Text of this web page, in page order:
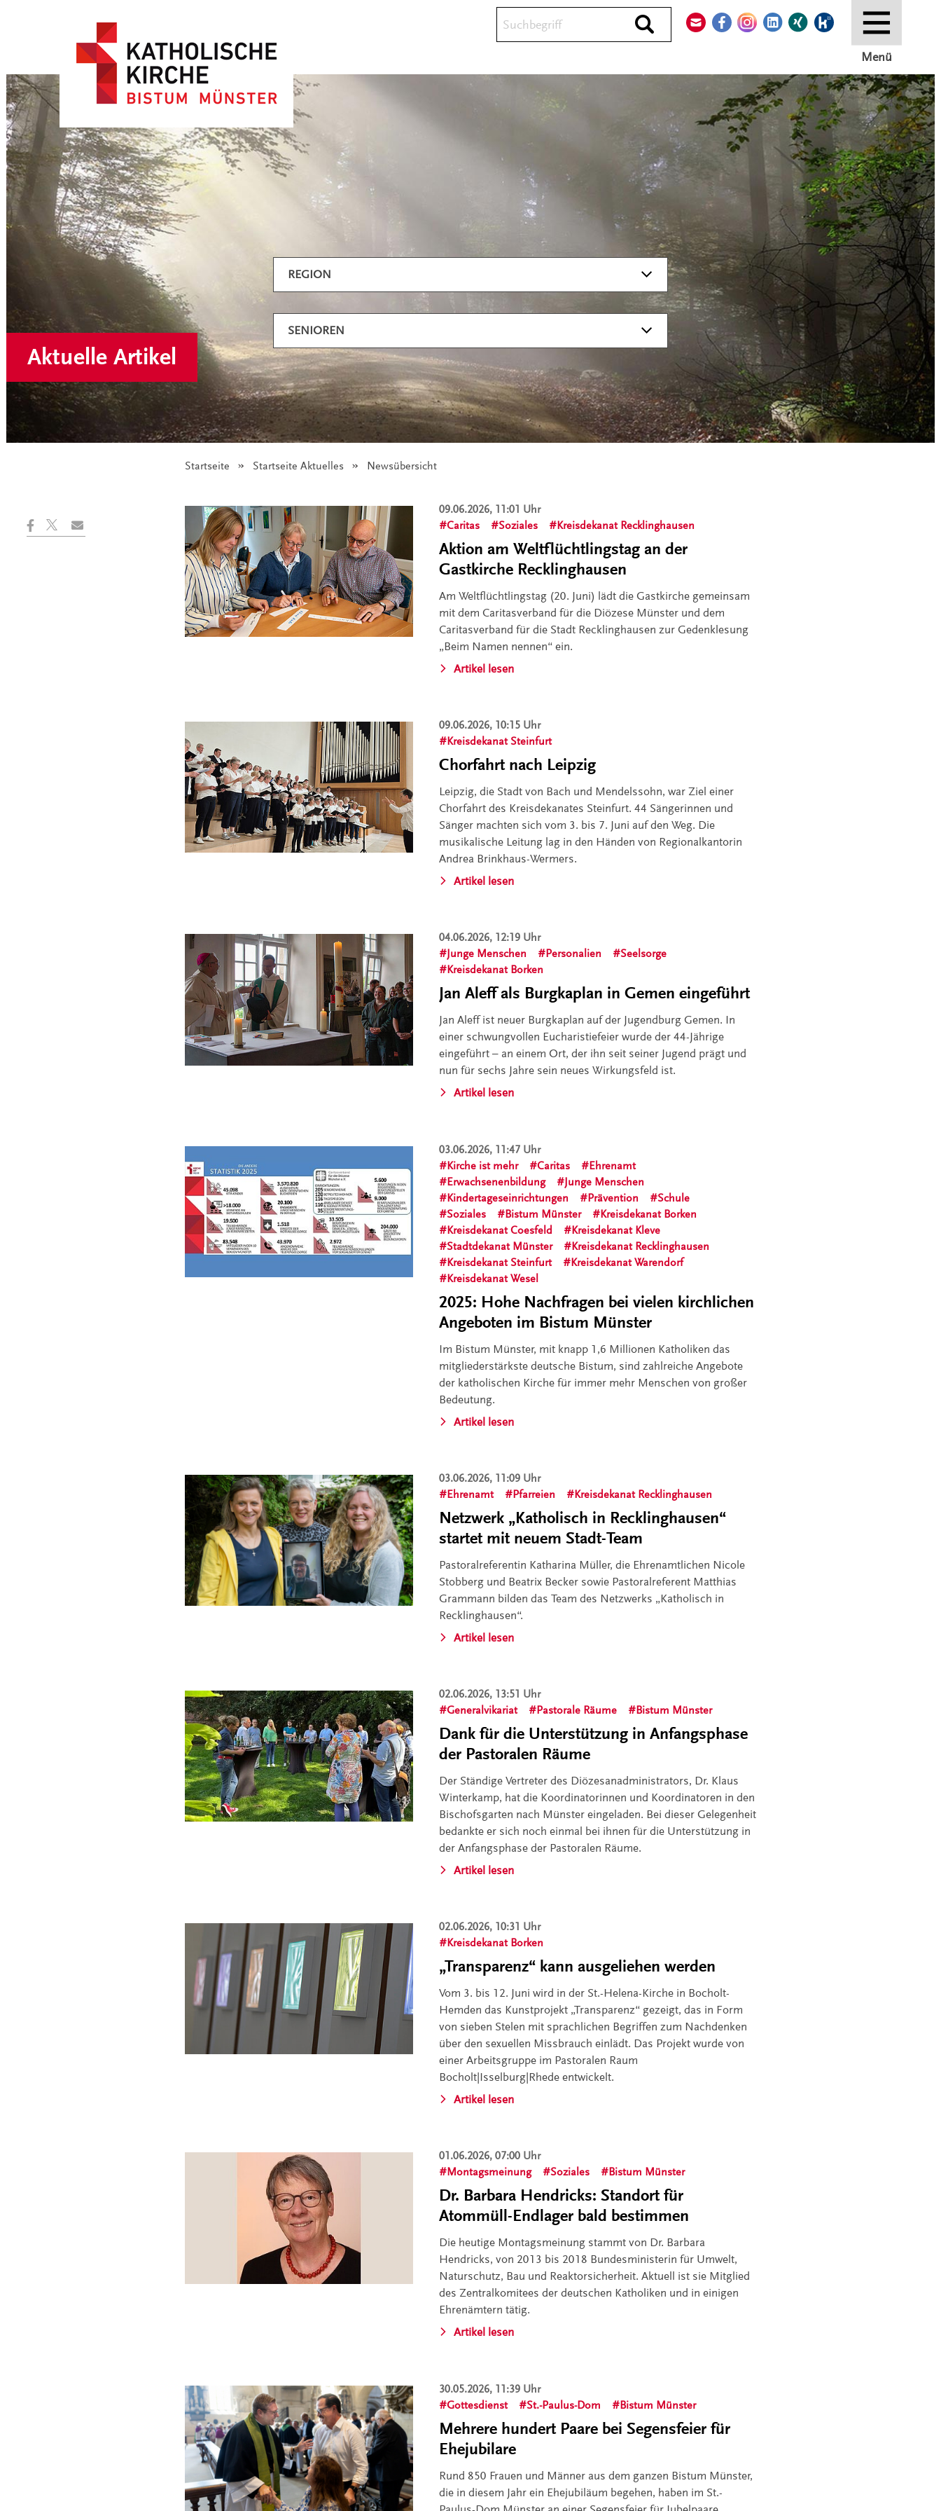
Durchsuchen
Menü
Aktuelle Artikel
Artikel filtern REGION
SENIOREN
Startseite Startseite Aktuelles Angezeigt:
Newsübersicht
09.06.2026, 11:01 Uhr
Caritas
Soziales Kreisdekanat Recklinghausen
Aktion am Weltflüchtlingstag an der
Gastkirche Recklinghausen
Am Weltflüchtlingstag (20. Juni) lädt die Gastkirche gemeinsam
mit dem Caritasverband für die Diözese Münster und dem
Caritasverband für die Stadt Recklinghausen zur Gedenklesung
„Beim Namen nennen“ ein.
Artikel lesen
09.06.2026, 10:15 Uhr
Kreisdekanat Steinfurt
Chorfahrt nach Leipzig
Leipzig, die Stadt von Bach und Mendelssohn, war Ziel einer
Chorfahrt des Kreisdekanates Steinfurt. 44 Sängerinnen und
Sänger machten sich vom 3. bis 7. Juni auf den Weg. Die
musikalische Leitung lag in den Händen von Regionalkantorin
Andrea Brinkhaus-Wermers.
Artikel lesen
04.06.2026, 12:19 Uhr
Junge Menschen
Personalien
Seelsorge
Kreisdekanat Borken
Jan Aleff als Burgkaplan in Gemen eingeführt
Jan Aleff ist neuer Burgkaplan auf der Jugendburg Gemen. In
einer schwungvollen Eucharistiefeier wurde der 44-Jährige
eingeführt – an einem Ort, der ihn seit seiner Jugend prägt und
nun für sechs Jahre sein neues Wirkungsfeld ist.
Artikel lesen
03.06.2026, 11:47 Uhr
Kirche ist mehr
Caritas
Ehrenamt
Erwachsenenbildung
Junge Menschen
Kindertageseinrichtungen
Prävention
Schule
Soziales
Bistum Münster
Kreisdekanat Borken
Kreisdekanat Coesfeld
Kreisdekanat Kleve
Stadtdekanat Münster
Kreisdekanat Recklinghausen
Kreisdekanat Steinfurt
Kreisdekanat Warendorf
Kreisdekanat Wesel
2025: Hohe Nachfragen bei vielen kirchlichen
Angeboten im Bistum Münster
Im Bistum Münster, mit knapp 1,6 Millionen Katholiken das
mitgliederstärkste deutsche Bistum, sind zahlreiche Angebote
der katholischen Kirche für immer mehr Menschen von großer
Bedeutung.
Artikel lesen
03.06.2026, 11:09 Uhr
Ehrenamt
Pfarreien Kreisdekanat Recklinghausen
Netzwerk „Katholisch in Recklinghausen“
startet mit neuem Stadt-Team
Pastoralreferentin Katharina Müller, die Ehrenamtlichen Nicole
Stobberg und Beatrix Becker sowie Pastoralreferent Matthias
Grammann bilden das Team des Netzwerks „Katholisch in
Recklinghausen“.
Artikel lesen
02.06.2026, 13:51 Uhr
Generalvikariat
Pastorale Räume Bistum Münster
Dank für die Unterstützung in Anfangsphase
der Pastoralen Räume
Der Ständige Vertreter des Diözesanadministrators, Dr. Klaus
Winterkamp, hat die Koordinatorinnen und Koordinatoren in den
Bischofsgarten nach Münster eingeladen. Bei dieser Gelegenheit
bedankte er sich noch einmal bei ihnen für die Unterstützung in
der Anfangsphase der Pastoralen Räume.
Artikel lesen
02.06.2026, 10:31 Uhr
Kreisdekanat Borken
„Transparenz“ kann ausgeliehen werden
Vom 3. bis 12. Juni wird in der St.-Helena-Kirche in Bocholt-
Hemden das Kunstprojekt „Transparenz“ gezeigt, das in Form
von sieben Stelen mit sprachlichen Begriffen zum Nachdenken
über den sexuellen Missbrauch einlädt. Das Projekt wurde von
einer Arbeitsgruppe im Pastoralen Raum
Bocholt|Isselburg|Rhede entwickelt.
Artikel lesen
01.06.2026, 07:00 Uhr
Montagsmeinung
Soziales Bistum Münster
Dr. Barbara Hendricks: Standort für
Atommüll-Endlager bald bestimmen
Die heutige Montagsmeinung stammt von Dr. Barbara
Hendricks, von 2013 bis 2018 Bundesministerin für Umwelt,
Naturschutz, Bau und Reaktorsicherheit. Aktuell ist sie Mitglied
des Zentralkomitees der deutschen Katholiken und in einigen
Ehrenämtern tätig.
Artikel lesen
30.05.2026, 11:39 Uhr
Gottesdienst
St.-Paulus-Dom Bistum Münster
Mehrere hundert Paare bei Segensfeier für
Ehejubilare
Rund 850 Frauen und Männer aus dem ganzen Bistum Münster,
die in diesem Jahr ein Ehejubiläum begehen, haben im St.-